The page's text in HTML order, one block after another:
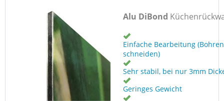
Alu DiBond
Einfache Bearbeitung
schneiden)
Sehr stabil, bei nur 3mm
Geringes Gewicht